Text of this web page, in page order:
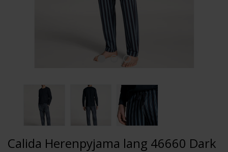
Calida Herenpyjama lang 46660 Dark